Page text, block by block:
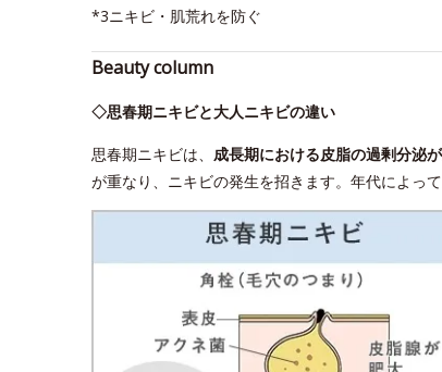
*3ニキビ・肌荒れを防ぐ
Beauty column
◇思春期ニキビと大人ニキビの違い
思春期ニキビは、 成長期における皮脂の過剰分泌
が重なり、ニキビの発生を招きます。年代によっ